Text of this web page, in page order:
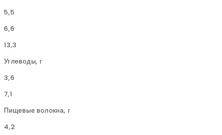
5,5
6,6
13,3
Углеводы, г
3,6
7,1
Пищевые волокна, г
4,2